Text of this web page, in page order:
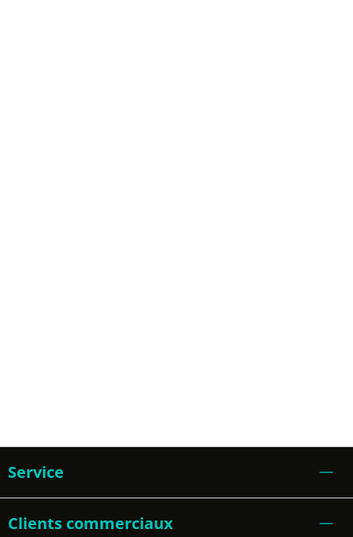
Service
Clients commerciaux